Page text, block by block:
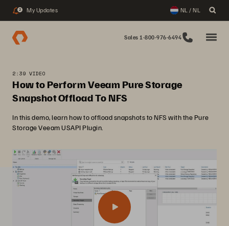
2 My Updates NL / NL
Sales 1-800-976-6494
2:39 VIDEO
How to Perform Veeam Pure Storage
Snapshot Offload To NFS
In this demo, learn how to offload snapshots to NFS with the Pure
Storage Veeam USAPI Plugin.